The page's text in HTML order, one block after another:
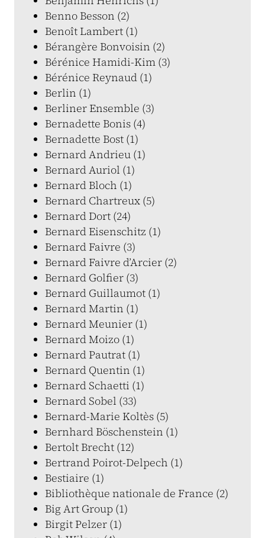
Benno Besson (2)
Benoît Lambert (1)
Bérangère Bonvoisin (2)
Bérénice Hamidi-Kim (3)
Bérénice Reynaud (1)
Berlin (1)
Berliner Ensemble (3)
Bernadette Bonis (4)
Bernadette Bost (1)
Bernard Andrieu (1)
Bernard Auriol (1)
Bernard Bloch (1)
Bernard Chartreux (5)
Bernard Dort (24)
Bernard Eisenschitz (1)
Bernard Faivre (3)
Bernard Faivre d’Arcier (2)
Bernard Golfier (3)
Bernard Guillaumot (1)
Bernard Martin (1)
Bernard Meunier (1)
Bernard Moizo (1)
Bernard Pautrat (1)
Bernard Quentin (1)
Bernard Schaetti (1)
Bernard Sobel (33)
Bernard-Marie Koltès (5)
Bernhard Böschenstein (1)
Bertolt Brecht (12)
Bertrand Poirot-Delpech (1)
Bestiaire (1)
Bibliothèque nationale de France (2)
Big Art Group (1)
Birgit Pelzer (1)